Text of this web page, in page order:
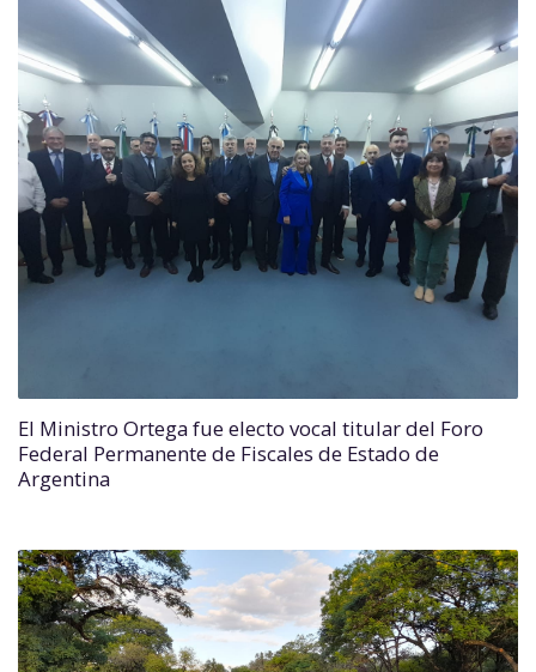
El Ministro Ortega fue electo vocal titular del Foro
Federal Permanente de Fiscales de Estado de
Argentina